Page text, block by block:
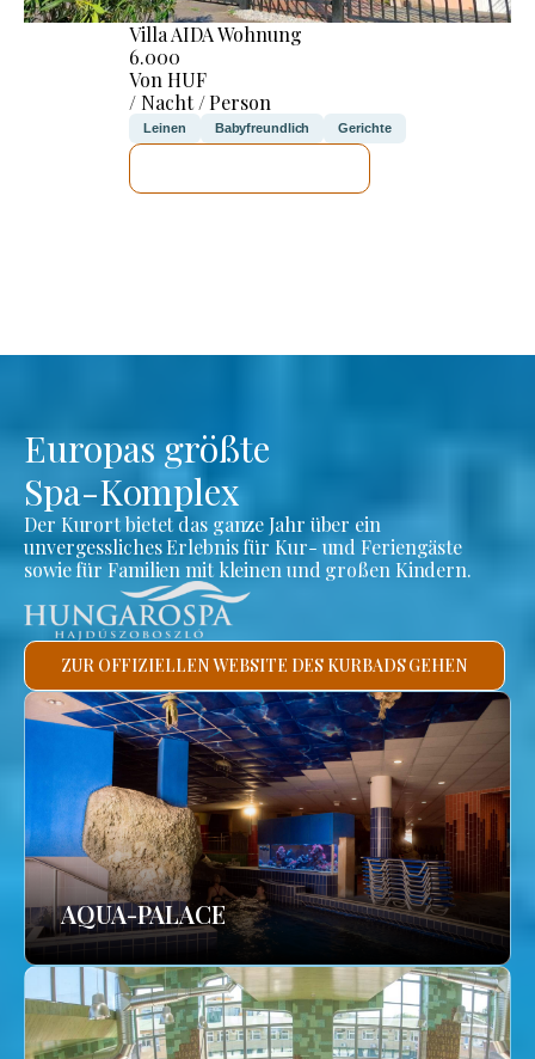
Villa AIDA Wohnung
6.000
Von HUF
/ Nacht / Person
Leinen Babyfreundlich Gerichte
Europas größte
Spa-Komplex
Der Kurort bietet das ganze Jahr über ein
unvergessliches Erlebnis für Kur- und Feriengäste
sowie für Familien mit kleinen und großen Kindern.
ZUR OFFIZIELLEN WEBSITE DES KURBADS GEHEN
AQUA-PALACE